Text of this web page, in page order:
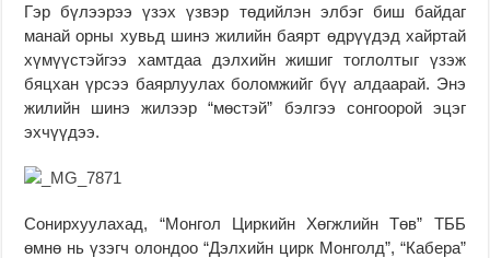
Гэр бүлээрээ үзэх үзвэр төдийлэн элбэг биш байдаг
манай орны хувьд шинэ жилийн баярт өдрүүдэд хайртай
хүмүүстэйгээ хамтдаа дэлхийн жишиг тоглолтыг үзэж
бяцхан үрсээ баярлуулах боломжийг бүү алдаарай. Энэ
жилийн шинэ жилээр “мөстэй” бэлгээ сонгоорой эцэг
эхчүүдээ.
Сонирхуулахад, “Монгол Циркийн Хөгжлийн Төв” ТББ
өмнө нь үзэгч олондоо “Дэлхийн цирк Монголд”, “Кабера”